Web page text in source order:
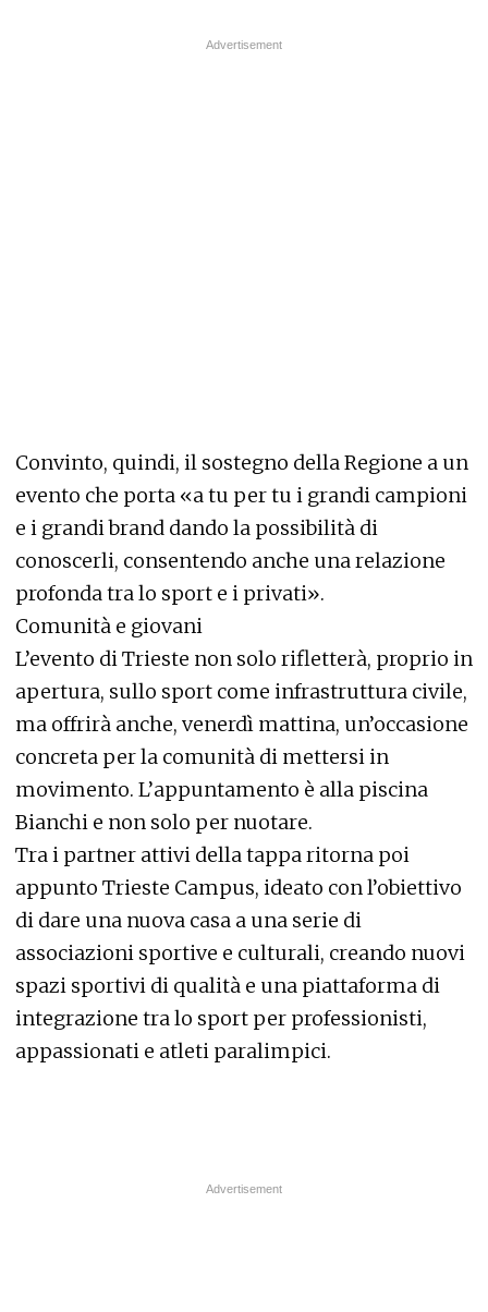
Convinto, quindi, il sostegno della Regione a un
evento che porta «a tu per tu i grandi campioni
e i grandi brand dando la possibilità di
conoscerli, consentendo anche una relazione
profonda tra lo sport e i privati».
Comunità e giovani
L’evento di Trieste non solo rifletterà, proprio in
apertura, sullo sport come infrastruttura civile,
ma offrirà anche, venerdì mattina, un’occasione
concreta per la comunità di mettersi in
movimento. L’appuntamento è alla piscina
Bianchi e non solo per nuotare.
Tra i partner attivi della tappa ritorna poi
appunto Trieste Campus, ideato con l’obiettivo
di dare una nuova casa a una serie di
associazioni sportive e culturali, creando nuovi
spazi sportivi di qualità e una piattaforma di
integrazione tra lo sport per professionisti,
appassionati e atleti paralimpici.